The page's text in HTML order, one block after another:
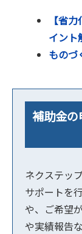
【省
イント
ものづ
補助金
ネクステッ
サポートを
や、ご希望
や実績報告